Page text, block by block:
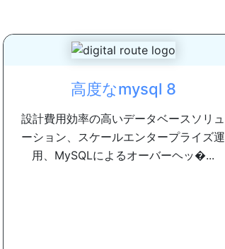
高度なmysql 8
設計費用効率の高いデータベースソリュ
ーション、スケールエンタープライズ運
用、MySQLによるオーバーヘッ�...